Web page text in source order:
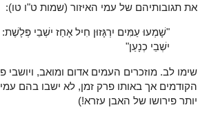
את תגובותיהם של עמי האיזור (שמות ט"ו טו):
"שָׁמְעוּ עַמִּים יִרְגָּזוּן חִיל אָחַז ישְׁבֵי
ישְׁבֵי כְנָעַן"
שימו לב. מוזכרים העמים אדום ומואב,
הקודמים אך באותו פרק זמן, לא ישבו בהם
יותר פירושו של האבן עזרא!)